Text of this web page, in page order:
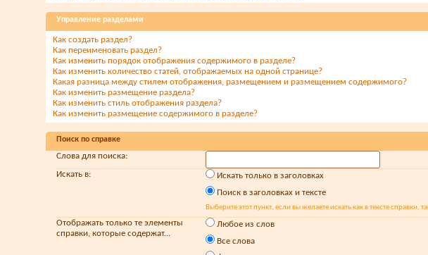
Управление разделами
Как создать раздел?
Как переименовать раздел?
Как изменить порядок отображения содержимого в разделе?
Как изменить количество статей, отображаемых на одной странице?
Какая разница между стилем отображения, размещением и размещением содержимого?
Как изменить размещение раздела?
Как изменить стиль отображения раздела?
Как изменить размещение содержимого в разделе?
Поиск по справке
Слова для поиска:
Искать в:
Искать только в заголовках
Поиск в заголовках и тексте
Выберите этот пункт, если вы желаете искать как в тексте справки,
Отображать только те элементы
справки, которые содержат...
Любое из слов
Все слова